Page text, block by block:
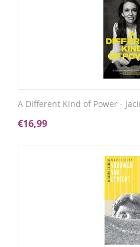
A Different Kind of Power -
€16,99